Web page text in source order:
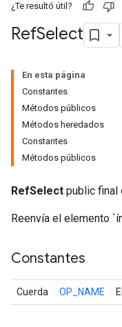
¿Te resultó útil?
RefSelect
En esta página
Constantes
Métodos públicos
Métodos heredados
Constantes
Métodos públicos
RefSelect public final
Reenvía el elemento
Constantes
Cuerda OP_NAME